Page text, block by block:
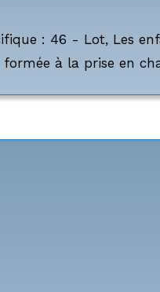
: 46 - Lot, Les
à la prise en